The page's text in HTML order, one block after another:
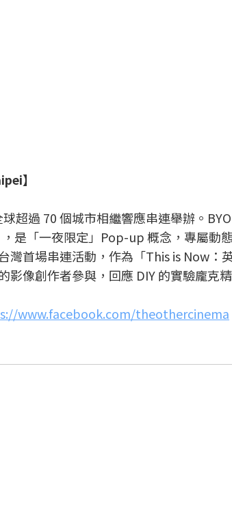
】
超過 70 個城市相繼響應串連舉辦。
是「一夜限定」Pop-up 概念，專屬動
灣首場串連活動，作為「This is Now：
像創作者參與，回應 DIY 的實驗龐克精
www.facebook.com/theothercinema